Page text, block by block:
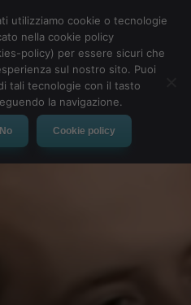
utilizziamo cookie o tecnologie
nella cookie policy
policy) per essere sicuri che
sul nostro sito. Puoi
tali tecnologie con il tasto
la navigazione.
No Cookie policy